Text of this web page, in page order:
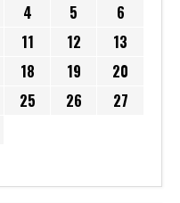
4 5
6
11 12
13
18 19
20
25 26
27